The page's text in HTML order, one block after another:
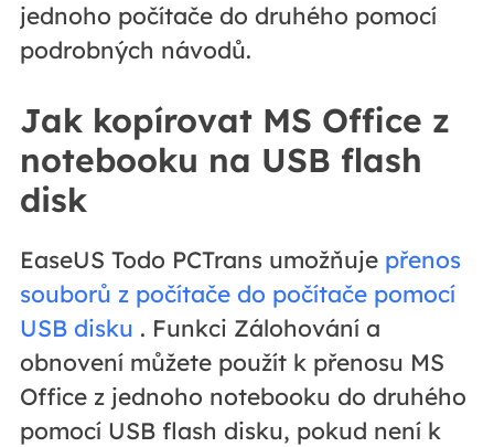
jednoho počítače do druhého pomocí
podrobných návodů.
Jak kopírovat MS Office z
notebooku na USB flash
disk
EaseUS Todo PCTrans umožňuje přenos
souborů z počítače do počítače pomocí
USB disku . Funkci Zálohování a
obnovení můžete použít k přenosu MS
Office z jednoho notebooku do druhého
pomocí USB flash disku, pokud není k